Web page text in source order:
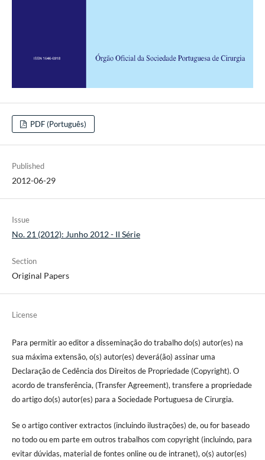
PDF (Português)
Published
2012-06-29
Issue
No. 21 (2012): Junho 2012 - II Série
Section
Original Papers
License
Para permitir ao editor a disseminação do trabalho do(s) autor(es) na
sua máxima extensão, o(s) autor(es) deverá(ão) assinar uma
Declaração de Cedência dos Direitos de Propriedade (Copyright). O
acordo de transferência, (Transfer Agreement), transfere a propriedade
do artigo do(s) autor(es) para a Sociedade Portuguesa de Cirurgia.
Se o artigo contiver extractos (incluindo ilustrações) de, ou for baseado
no todo ou em parte em outros trabalhos com copyright (incluindo, para
evitar dúvidas, material de fontes online ou de intranet), o(s) autor(es)